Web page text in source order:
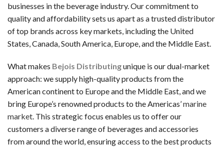
businesses in the beverage industry. Our commitment to
quality and affordability sets us apart as a trusted distributor
of top brands across key markets, including the United
States, Canada, South America, Europe, and the Middle East.
What makes Bejois Distributingunique is our dual-market
approach: we supply high-quality products from the
American continent to Europe and the Middle East, and we
bring Europe’s renowned products to the Americas’marine
market. This strategic focus enables us to offer our
customers a diverse range of beverages and accessories
from around the world, ensuring access to the best products
スクリル
マッチベター
カジノ特典の種類
ラッキーTAROが紹介するカジノには、いろいろなボーナス
ノーデポジットボーナス
新規登録するだけで、入金不要でもらえるボーナスです。
ウェルカムボーナス（デポジット特典）
最初の入金時に一般的に提供されるボーナスです。チャー